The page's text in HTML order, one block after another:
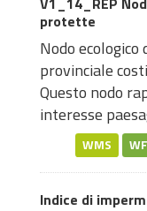
protette
Nodo
provinciale
Questo nodo
interesse
WMS
Indice di